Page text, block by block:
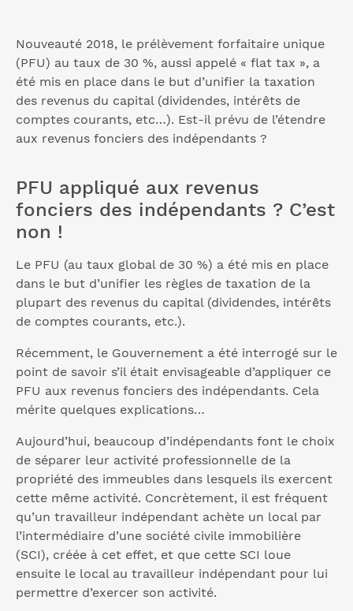
Nouveauté 2018, le prélèvement forfaitaire unique
(PFU) au taux de 30 %, aussi appelé « flat tax », a
été mis en place dans le but d’unifier la taxation
des revenus du capital (dividendes, intérêts de
comptes courants, etc…). Est-il prévu de l’étendre
aux revenus fonciers des indépendants ?
PFU appliqué aux revenus
fonciers des indépendants ? C’est
non !
Le PFU (au taux global de 30 %) a été mis en place
dans le but d’unifier les règles de taxation de la
plupart des revenus du capital (dividendes, intérêts
de comptes courants, etc.).
Récemment, le Gouvernement a été interrogé sur le
point de savoir s’il était envisageable d’appliquer ce
PFU aux revenus fonciers des indépendants. Cela
mérite quelques explications…
Aujourd’hui, beaucoup d’indépendants font le choix
de séparer leur activité professionnelle de la
propriété des immeubles dans lesquels ils exercent
cette même activité. Concrètement, il est fréquent
qu’un travailleur indépendant achète un local par
l’intermédiaire d’une société civile immobilière
(SCI), créée à cet effet, et que cette SCI loue
ensuite le local au travailleur indépendant pour lui
permettre d’exercer son activité.